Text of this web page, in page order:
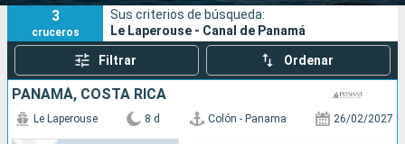
Buscar
3
cruceros
Sus criterios de búsqueda:
Le Laperouse - Canal de Panamá
Filtrar Ordenar
PANAMÁ, COSTA RICA
Le Laperouse 8 d Colón - Panama 26/02/2027